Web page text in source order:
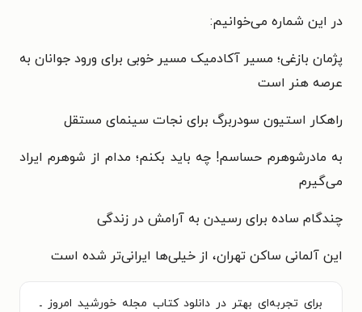
در این شماره می‌خوانیم:
پژمان بازغی؛ مسیر آکادمیک مسیر خوبی برای ورود جوانان به
عرصه هنر است
راهکار استیون سودربرگ برای نجات سینمای مستقل
به مادرشوهرم حساسم! چه باید بکنم؛ مدام از شوهرم ایراد
می‌گیرم
چندگام ساده برای رسیدن به آرامش در زندگی
این آلمانی ساکن تهران، از خیلی‌ها ایرانی‌تر شده است
برای تجربه‌ای بهتر در دانلود کتاب مجله خورشید امروز ـ